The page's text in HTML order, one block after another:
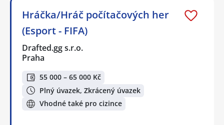
Hráčka/Hráč počítačových her
(Esport - FIFA)
Drafted.gg s.r.o.
Praha
55 000 – 65 000 Kč
Plný úvazek, Zkrácený úvazek
Vhodné také pro cizince